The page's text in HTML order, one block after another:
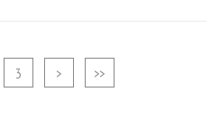
3 > >>